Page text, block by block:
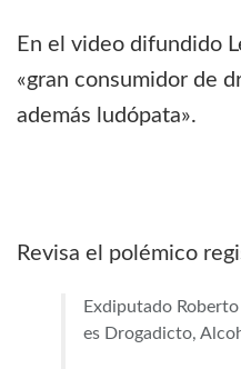
En el video difundido
«gran consumidor de
además ludópata».
Revisa el polémico
Exdiputado
es Drogadicto,